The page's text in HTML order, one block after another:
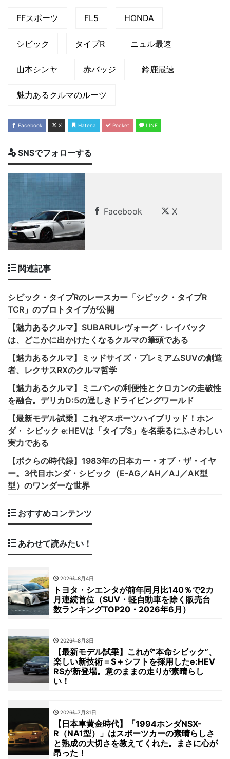
FFスポーツ FL5 HONDA
シビック タイプR ニュル最速
山本シンヤ 赤バッジ 鈴鹿最速
魅力あるクルマのルーツ
Facebook X Hatena Pocket LINE
SNSでフォローする
Facebook X
関連記事
シビック・タイプRのレースカー「シビック・タイプR
TCR」のプロトタイプが公開
【魅力あるクルマ】SUBARUレヴォーグ・レイバック
は、どこかに出かけたくなるクルマの筆頭である
【魅力あるクルマ】ミッドサイズ・プレミアムSUVの創造
者、レクサスRXのクルマ哲学
【魅力あるクルマ】ミニバンの利便性とクロカンの走破性
を融合。デリカD:5の逞しきドライビングワールド
【最新モデル試乗】これぞスポーツハイブリッド！ホン
ダ・ シビック e:HEVは「タイプS」を名乗るにふさわしい
実力である
【ボクらの時代録】1983年の日本カー・オブ・ザ・イヤ
ー。3代目ホンダ・シビック（E-AG／AH／AJ／AK型
型）のワンダーな世界
おすすめコンテンツ
あわせて読みたい！
2026年8月4日
トヨタ・シエンタが前年同月比140％で2カ
月連続首位（SUV・軽自動車を除く販売台
数ランキングTOP20・2026年6月）
2026年8月3日
【最新モデル試乗】これが“本命シビック”、
楽しい新技術＝S＋シフトを採用したe:HEV
RSが新登場。意のままの走りが素晴らし
い！
2026年7月31日
【日本車黄金時代】「1994ホンダNSX-
R（NA1型）」はスポーツカーの素晴らしさ
と熟成の大切さを教えてくれた。まさに心が
昂った！